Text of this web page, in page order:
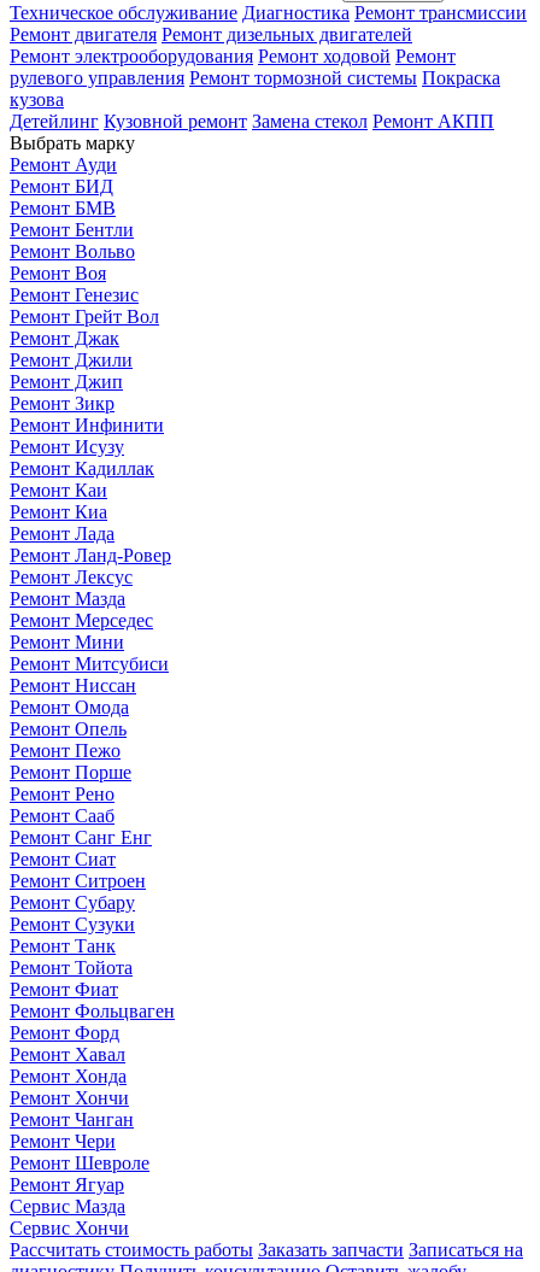
Техническое обслуживание Диагностика Ремонт трансмиссии
Ремонт двигателя Ремонт дизельных двигателей
Ремонт электрооборудования Ремонт ходовой Ремонт
рулевого управления Ремонт тормозной системы Покраска
кузова
Детейлинг Кузовной ремонт Замена стекол Ремонт АКПП
Выбрать марку
Ремонт Ауди
Ремонт БИД
Ремонт БМВ
Ремонт Бентли
Ремонт Вольво
Ремонт Воя
Ремонт Генезис
Ремонт Грейт Вол
Ремонт Джак
Ремонт Джили
Ремонт Джип
Ремонт Зикр
Ремонт Инфинити
Ремонт Исузу
Ремонт Кадиллак
Ремонт Каи
Ремонт Киа
Ремонт Лада
Ремонт Ланд-Ровер
Ремонт Лексус
Ремонт Мазда
Ремонт Мерседес
Ремонт Мини
Ремонт Митсубиси
Ремонт Ниссан
Ремонт Омода
Ремонт Опель
Ремонт Пежо
Ремонт Порше
Ремонт Рено
Ремонт Сааб
Ремонт Санг Енг
Ремонт Сиат
Ремонт Ситроен
Ремонт Субару
Ремонт Сузуки
Ремонт Танк
Ремонт Тойота
Ремонт Фиат
Ремонт Фольцваген
Ремонт Форд
Ремонт Хавал
Ремонт Хонда
Ремонт Хончи
Ремонт Чанган
Ремонт Чери
Ремонт Шевроле
Ремонт Ягуар
Сервис Мазда
Сервис Хончи
Рассчитать стоимость работы Заказать запчасти Записаться на